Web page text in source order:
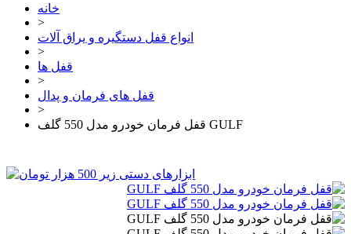
خانه
>
انواع قفل دستگیره و یراق آلات
>
قفل ها
>
قفل های فرمان و پدال
>
قفل فرمان خودرو مدل 550 گلف GULF